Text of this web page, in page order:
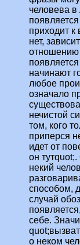
человева в
приходит к
нет,
отношению
начинают
любое
означало
нечистой
том, кого
приперся
идет от
он
некий
способом,
случай
себе.
о неком